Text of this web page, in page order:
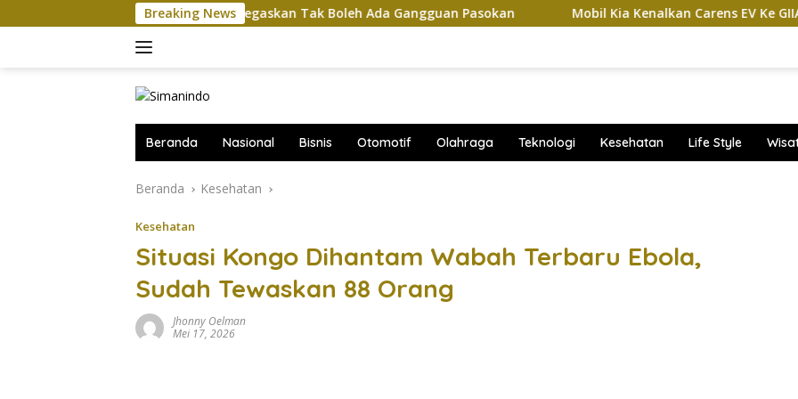
ke
Breaking News
Komut Pertamina Tegaskan Tak Boleh Ada Gangguan Pasokan Mobil Kia Kenalkan Carens EV Ke GIIAS 2026,
Beranda Nasional Bisnis Otomotif Olahraga Teknologi Kesehatan Life Style
Beranda Kesehatan
Kesehatan
Situasi Kongo Dihantam Wabah Terbaru Ebola,
Sudah Tewaskan 88 Orang
Jhonny Oelman
Mei 17, 2026